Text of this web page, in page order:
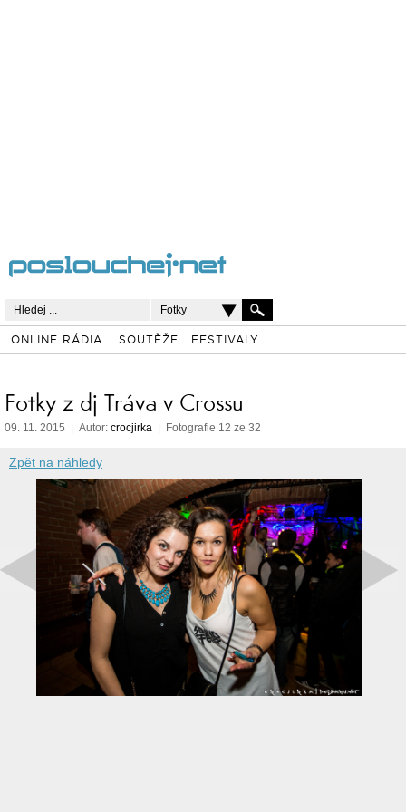
Fotky
ONLINE RÁDIA SOUTĚŽE FESTIVALY
Fotky z dj Tráva v Crossu
09. 11. 2015 | Autor: crocjirka | Fotografie 12 ze 32
Zpět na náhledy